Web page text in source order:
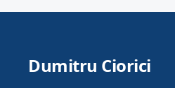
Dumitru Ciorici